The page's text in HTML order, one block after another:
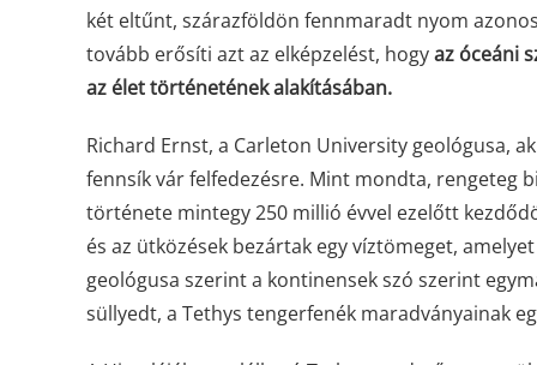
két eltűnt, szárazföldön fennmaradt nyom
tovább erősíti azt az elképzelést, hogyaz óceáni
az élet történetének alakításában.
Richard Ernst, a Carleton University geológusa,
fennsík vár felfedezésre. Mint mondta, rengeteg
története mintegy 250 millió évvel ezelőtt
és az ütközések bezártak egy víztömeget,
geológusa szerint a kontinensek szó szerint
süllyedt, a Tethys tengerfenék maradványainak